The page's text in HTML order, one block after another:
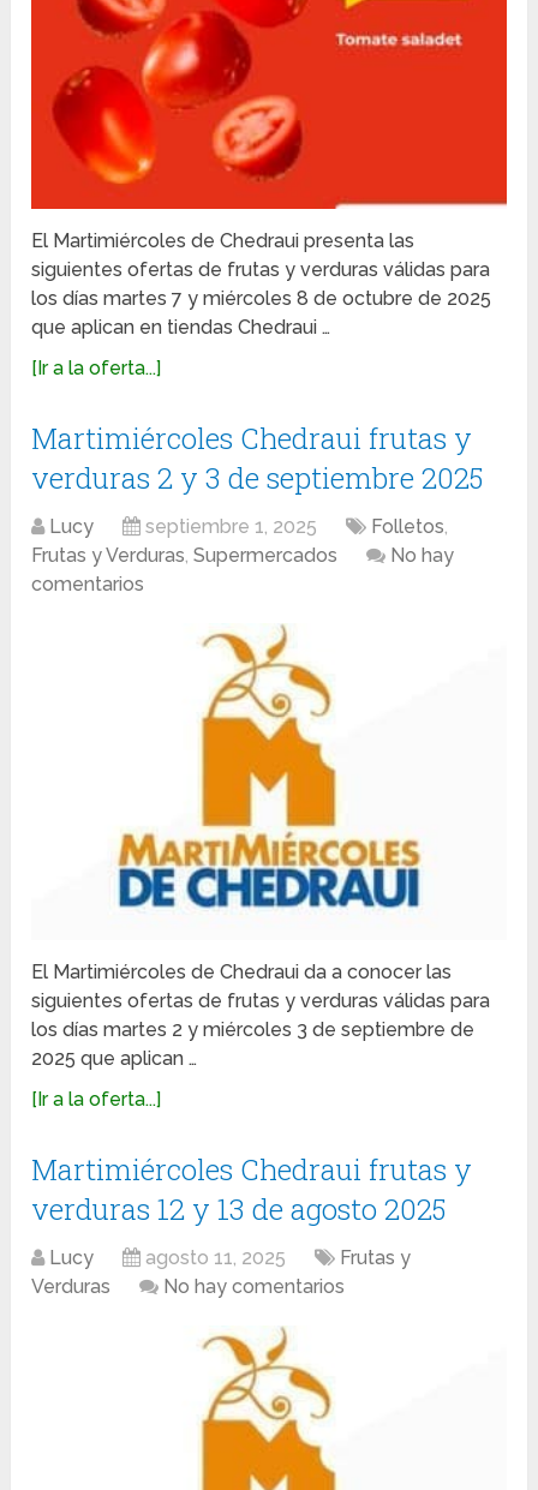
El Martimiércoles de Chedraui presenta las
siguientes ofertas de frutas y verduras válidas para
los días martes 7 y miércoles 8 de octubre de 2025
que aplican en tiendas Chedraui …
[Ir a la oferta...]
Martimiércoles Chedraui frutas y
verduras 2 y 3 de septiembre 2025
Lucy septiembre 1, 2025 Folletos,
Frutas y Verduras,Supermercados
No hay
comentarios
El Martimiércoles de Chedraui da a conocer las
siguientes ofertas de frutas y verduras válidas para
los días martes 2 y miércoles 3 de septiembre de
2025 que aplican …
[Ir a la oferta...]
Martimiércoles Chedraui frutas y
verduras 12 y 13 de agosto 2025
Lucy agosto 11, 2025
Frutas y
Verduras
No hay comentarios